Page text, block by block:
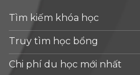
Tìm kiếm khóa học
Truy tìm học bổng
Chi phí du học mới nhất